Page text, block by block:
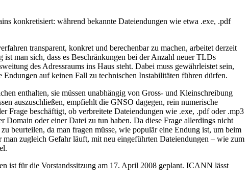
konkretisiert: während bekannte Dateiendungen wie etwa .exe, .pdf
transparent, konkret und berechenbar zu machen, arbeitet derzeit
man sich, dass es Beschränkungen bei der Anzahl neuer TLDs
des Adressraums ins Haus steht. Dabei muss gewährleistet sein,
auf keinen Fall zu technischen Instabilitäten führen dürfen.
enthalten, sie müssen unabhängig von Gross- und Kleinschreibung
auszuschließen, empfiehlt die GNSO dagegen, rein numerische
Frage beschäftigt, ob verbreitete Dateiendungen wie .exe, .pdf oder .mp3
Domain oder einer Datei zu tun haben. Da diese Frage allerdings nicht
beurteilen, da man fragen müsse, wie populär eine Endung ist, um beim
zugleich Gefahr läuft, mit neu eingeführten Dateiendungen – wie zum
ist für die Vorstandssitzung am 17. April 2008 geplant. ICANN lässt